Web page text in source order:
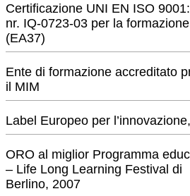
Certificazione UNI EN ISO
nr. IQ-0723-03 per la formazione
(EA37)
Ente di formazione accreditato
il MIM
Label Europeo per
ORO al miglior Programma
– Life Long Learning Festival di
Berlino, 2007